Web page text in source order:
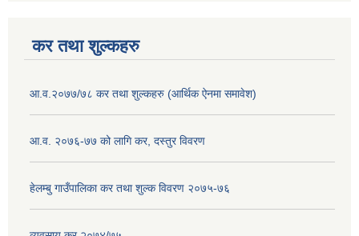
कर तथा शुल्कहरु
आ.व.२०७७/७८ कर तथा शुल्कहरु (आर्थिक ऐनमा समावेश)
आ.व. २०७६-७७ को लागि कर, दस्तुर विवरण
हेलम्बु गाउँपालिका कर तथा शुल्क विवरण २०७५-७६